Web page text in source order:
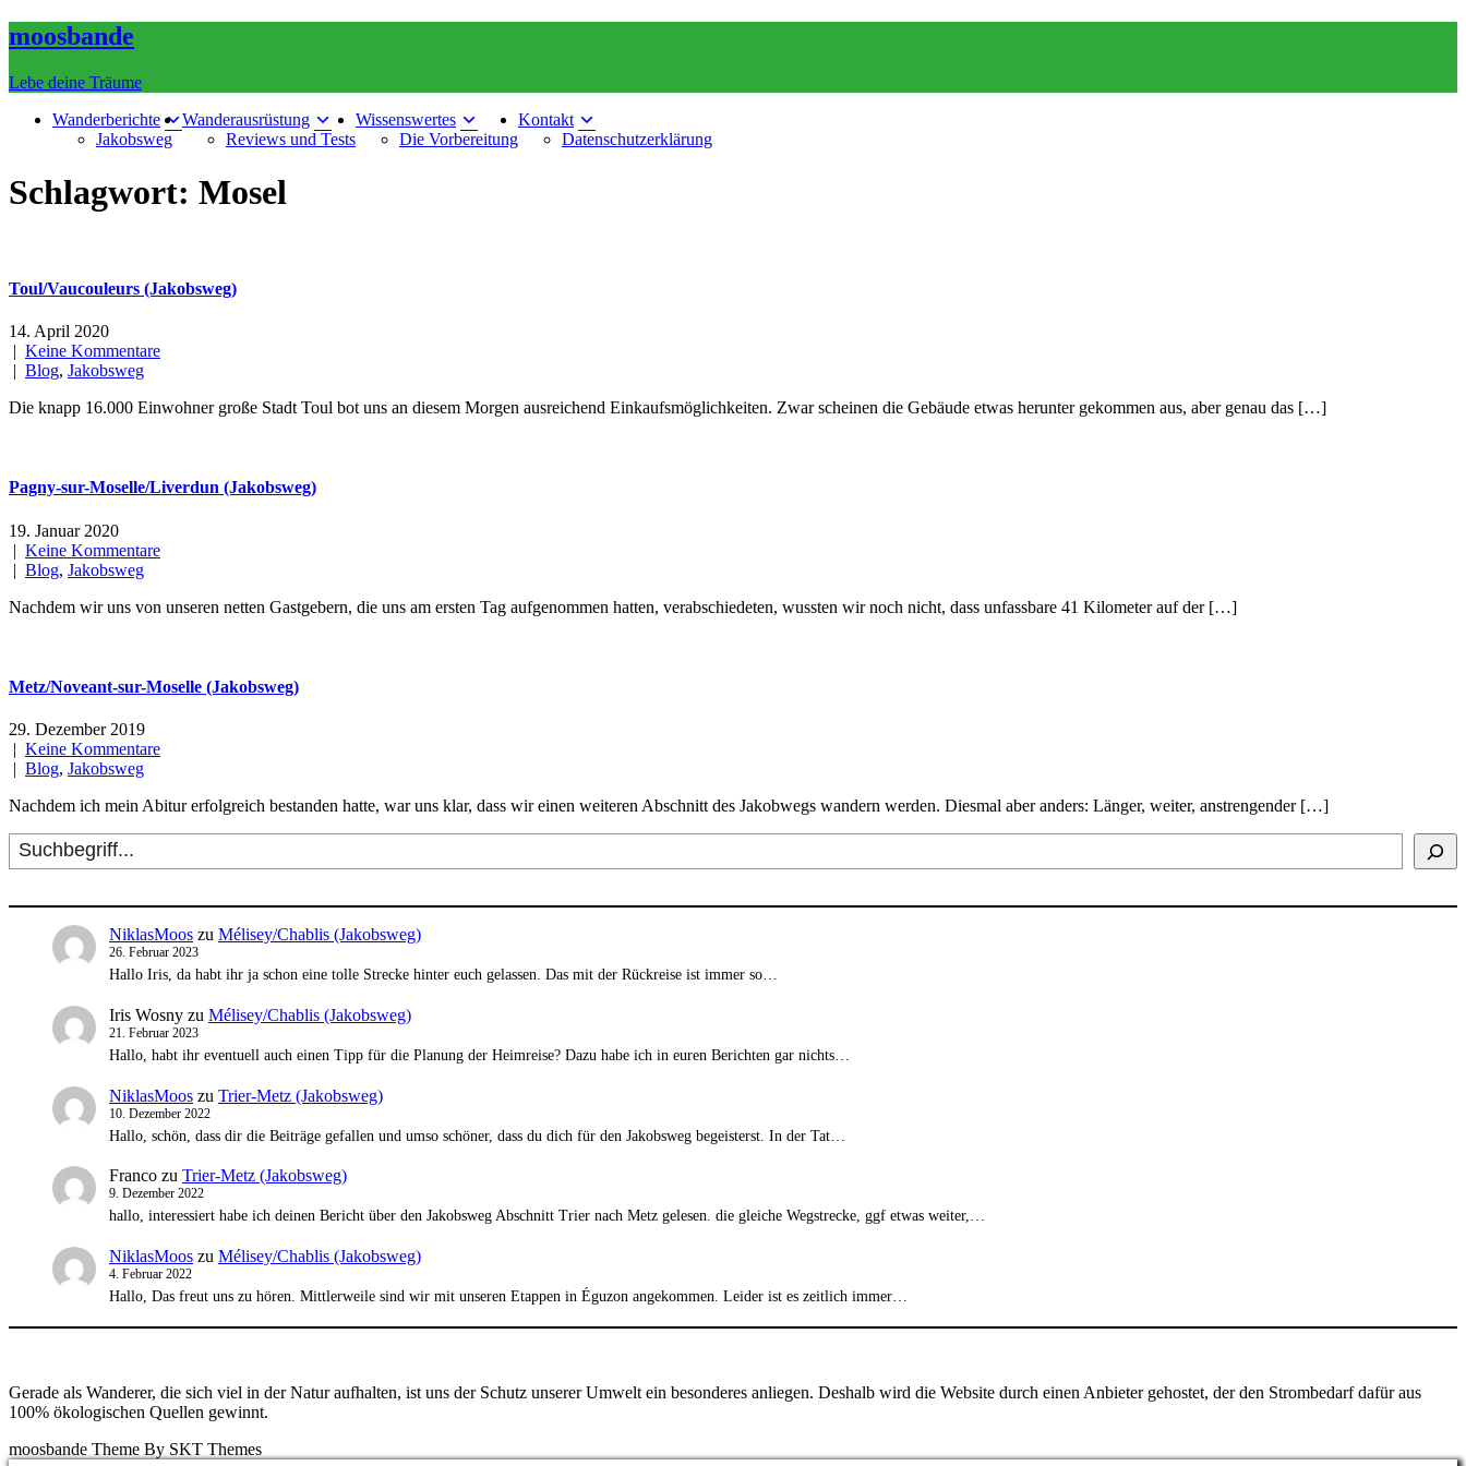
Skip
to
moosbande
Lebe deine Träume
Wanderberichte
Jakobsweg
Wanderausrüstung
Reviews und Tests
Wissenswertes
Die Vorbereitung
Kontakt
Datenschutzerklärung
Schlagwort: Mosel
Toul/Vaucouleurs (Jakobsweg)
14. April 2020
| Keine Kommentare
| Blog, Jakobsweg
Die knapp 16.000 Einwohner große Stadt Toul bot uns an diesem Morgen ausreichend Einkaufsmöglichkeiten. Zwar scheinen die Gebäude etwas herunter gekommen aus, aber genau das […]
Pagny-sur-Moselle/Liverdun (Jakobsweg)
19. Januar 2020
| Keine Kommentare
| Blog, Jakobsweg
Nachdem wir uns von unseren netten Gastgebern, die uns am ersten Tag aufgenommen hatten, verabschiedeten, wussten wir noch nicht, dass unfassbare 41 Kilometer auf der […]
Metz/Noveant-sur-Moselle (Jakobsweg)
29. Dezember 2019
| Keine Kommentare
| Blog, Jakobsweg
Nachdem ich mein Abitur erfolgreich bestanden hatte, war uns klar, dass wir einen weiteren Abschnitt des Jakobwegs wandern werden. Diesmal aber anders: Länger, weiter, anstrengender […]
Suchen
NiklasMoos zu Mélisey/Chablis (Jakobsweg)
26. Februar 2023
Hallo Iris, da habt ihr ja schon eine tolle Strecke hinter euch gelassen. Das mit der Rückreise ist immer so…
Iris Wosny zu Mélisey/Chablis (Jakobsweg)
21. Februar 2023
Hallo, habt ihr eventuell auch einen Tipp für die Planung der Heimreise? Dazu habe ich in euren Berichten gar nichts…
NiklasMoos zu Trier-Metz (Jakobsweg)
10. Dezember 2022
Hallo, schön, dass dir die Beiträge gefallen und umso schöner, dass du dich für den Jakobsweg begeisterst. In der Tat…
Franco zu Trier-Metz (Jakobsweg)
9. Dezember 2022
hallo, interessiert habe ich deinen Bericht über den Jakobsweg Abschnitt Trier nach Metz gelesen. die gleiche Wegstrecke, ggf etwas weiter,…
NiklasMoos zu Mélisey/Chablis (Jakobsweg)
4. Februar 2022
Hallo, Das freut uns zu hören. Mittlerweile sind wir mit unseren Etappen in Éguzon angekommen. Leider ist es zeitlich immer…
Gerade als Wanderer, die sich viel in der Natur aufhalten, ist uns der Schutz unserer Umwelt ein besonderes anliegen. Deshalb wird die Website durch einen Anbieter gehostet, der den Strombedarf dafür aus
100% ökologischen Quellen gewinnt.
moosbande Theme By SKT Themes